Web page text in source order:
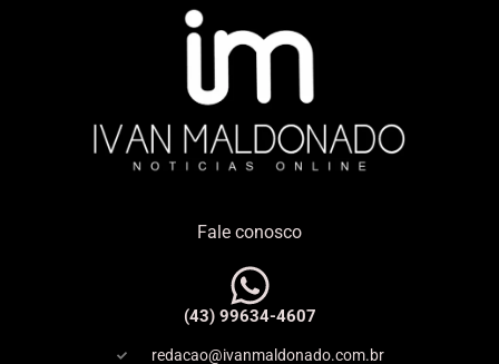
Fale conosco
(43) 99634-4607
redacao@ivanmaldonado.com.br